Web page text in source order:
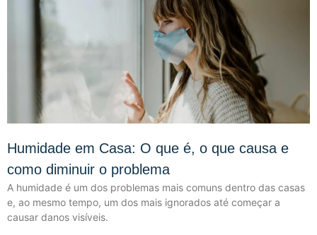
Humidade em Casa: O que é, o que causa e
como diminuir o problema
A humidade é um dos problemas mais comuns dentro das casas
e, ao mesmo tempo, um dos mais ignorados até começar a
causar danos visíveis.